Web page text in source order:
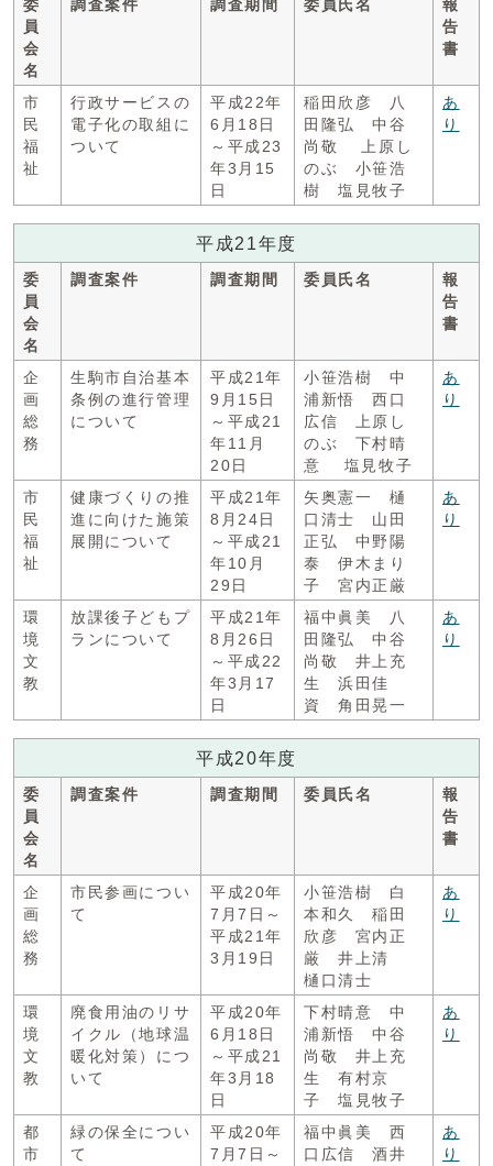
委
員
会
名
調査案件 調査期間 委員氏名
報
告
書
市
民
福
祉
行政サービスの
電子化の取組に
ついて
平成22年
6月18日
～平成23
年3月15
日
稲田欣彦 八
田隆弘 中谷
尚敬 上原し
のぶ 小笹浩
樹 塩見牧子
あ
り
平成21年度
委
員
会
名
調査案件 調査期間 委員氏名
報
告
書
企
画
総
務
生駒市自治基本
条例の進行管理
について
平成21年
9月15日
～平成21
年11月
20日
小笹浩樹 中
浦新悟 西口
広信 上原し
のぶ 下村晴
意 塩見牧子
あ
り
市
民
福
祉
健康づくりの推
進に向けた施策
展開について
平成21年
8月24日
～平成21
年10月
29日
矢奥憲一 樋
口清士 山田
正弘 中野陽
泰 伊木まり
子 宮内正厳
あ
り
環
境
文
教
放課後子どもプ
ランについて
平成21年
8月26日
～平成22
年3月17
日
福中眞美 八
田隆弘 中谷
尚敬 井上充
生 浜田佳
資 角田晃一
あ
り
平成20年度
委
員
会
名
調査案件 調査期間 委員氏名
報
告
書
企
画
総
務
市民参画につい
て
平成20年
7月7日～
平成21年
3月19日
小笹浩樹 白
本和久 稲田
欣彦 宮内正
厳 井上清
樋口清士
あ
り
環
境
文
教
廃食用油のリサ
イクル（地球温
暖化対策）につ
いて
平成20年
6月18日
～平成21
年3月18
日
下村晴意 中
浦新悟 中谷
尚敬 井上充
生 有村京
子 塩見牧子
あ
り
都
市
緑の保全につい
て
平成20年
7月7日～
福中眞美 西
口広信 酒井
あ
り